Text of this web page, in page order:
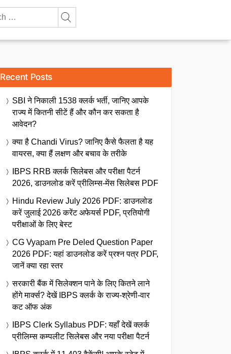
Recent Posts
SBI ने निकाली 1538 क्लर्क भर्ती, जानिए आपके
राज्य में कितनी सीटें हैं और कौन कर सकता है
आवेदन?
क्या है Chandi Virus? जानिए कैसे फैलता है यह
वायरस, क्या हैं लक्षण और बचाव के तरीके
IBPS RRB क्लर्क सिलेबस और परीक्षा पैटर्न
2026, डाउनलोड करें प्रीलिम्स-मेंस सिलेबस PDF
Hindu Review July 2026 PDF: डाउनलोड
करें जुलाई 2026 करेंट अफेयर्स PDF, प्रतियोगी
परीक्षाओं के लिए बेस्ट
CG Vyapam Pre Deled Question Paper
2026 PDF: यहां डाउनलोड करें प्रश्न पत्र PDF,
जानें क्या रहा स्तर
सरकारी बैंक में सिलेक्शन पाने के लिए कितने लाने
होंगे मार्क्स? देखें IBPS क्लर्क के राज्य-श्रेणी-वार
कट ऑफ अंक
IBPS Clerk Syllabus PDF: यहाँ देखें क्लर्क
प्रीलिम्स कम्पलीट सिलेबस और नया परीक्षा पैटर्न